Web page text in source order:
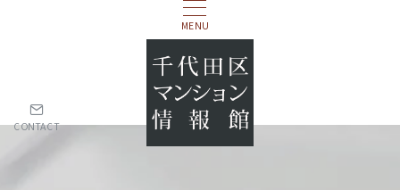
MENU
CONTACT